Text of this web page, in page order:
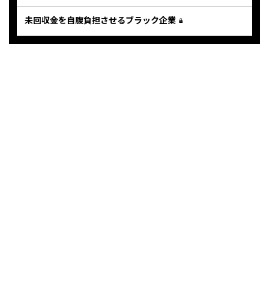
未回収金を自腹負担させるブラック企業